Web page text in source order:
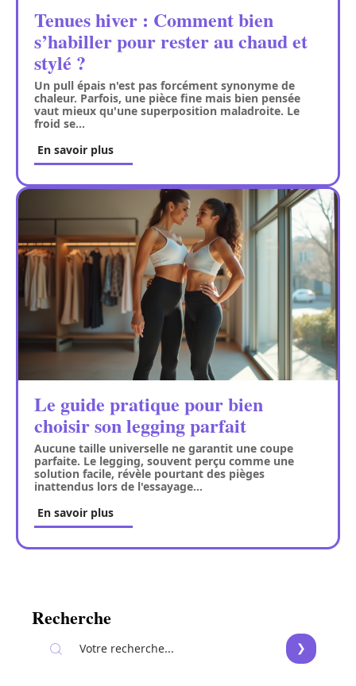
Tenues hiver : Comment bien
s’habiller pour rester au chaud et
stylé ?
Un pull épais n'est pas forcément synonyme de
chaleur. Parfois, une pièce fine mais bien pensée
vaut mieux qu'une superposition maladroite. Le
froid se…
En savoir plus
Le guide pratique pour bien
choisir son legging parfait
Aucune taille universelle ne garantit une coupe
parfaite. Le legging, souvent perçu comme une
solution facile, révèle pourtant des pièges
inattendus lors de l'essayage…
En savoir plus
Recherche